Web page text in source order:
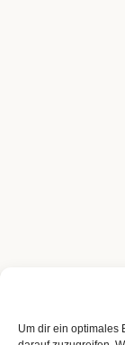
Um dir ein optimales